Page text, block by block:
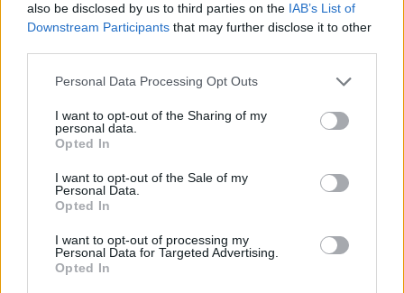
also be disclosed by us to third parties on the IAB’s List of
Downstream Participants that may further disclose it to other
Personal Data Processing Opt Outs
I want to opt-out of the Sharing of my
personal data.
Opted In
I want to opt-out of the Sale of my
Personal Data.
Opted In
I want to opt-out of processing my
Personal Data for Targeted Advertising.
Opted In